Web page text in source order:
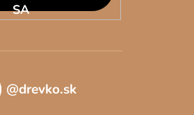
SA
@drevko.sk